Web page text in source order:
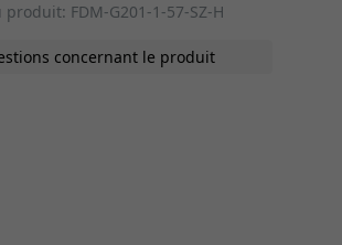
FDM-G201-1-57-SZ-H
concernant le produit